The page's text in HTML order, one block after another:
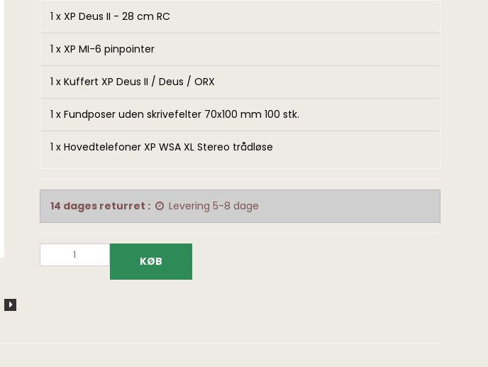
Bøger på dansk
Fundfoto bøger
Fundposer & fundæsker
Lupper og vægte
Skruesæt & velcro
1 x XP Deus II - 28 cm RC
1 x XP MI-6 pinpointer
1 x Kuffert XP Deus II / Deus / ORX
1 x Fundposer uden skrivefelter 70x100 mm 100 stk.
1 x Hovedtelefoner XP WSA XL Stereo trådløse
14 dages returret : Levering 5-8 dage
KØB